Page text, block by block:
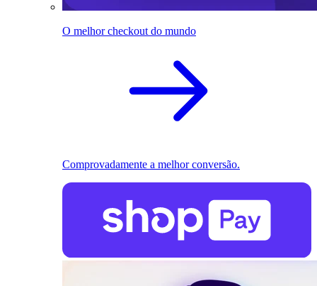
O melhor checkout do mundo
Comprovadamente a melhor conversão.